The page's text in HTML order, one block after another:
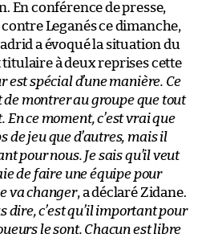
En conférence de presse,
Leganés ce dimanche,
a évoqué la situation du
à deux reprises cette
est spécial d’une manière. Ce
de montrer au groupe que tout
ce moment, c’est vrai que
de jeu que d’autres, mais il
pour nous. Je sais qu’il veut
de faire une équipe pour
va changer, a déclaré Zidane.
dire, c’est qu’il important pour
le sont. Chacun est libre